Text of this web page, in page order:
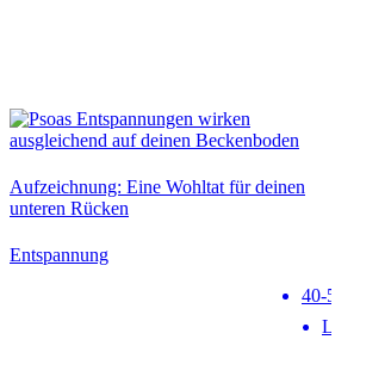
Aufzeichnung: Eine Wohltat für deinen
unteren Rücken
Entspannung
40-50 min
Level 1